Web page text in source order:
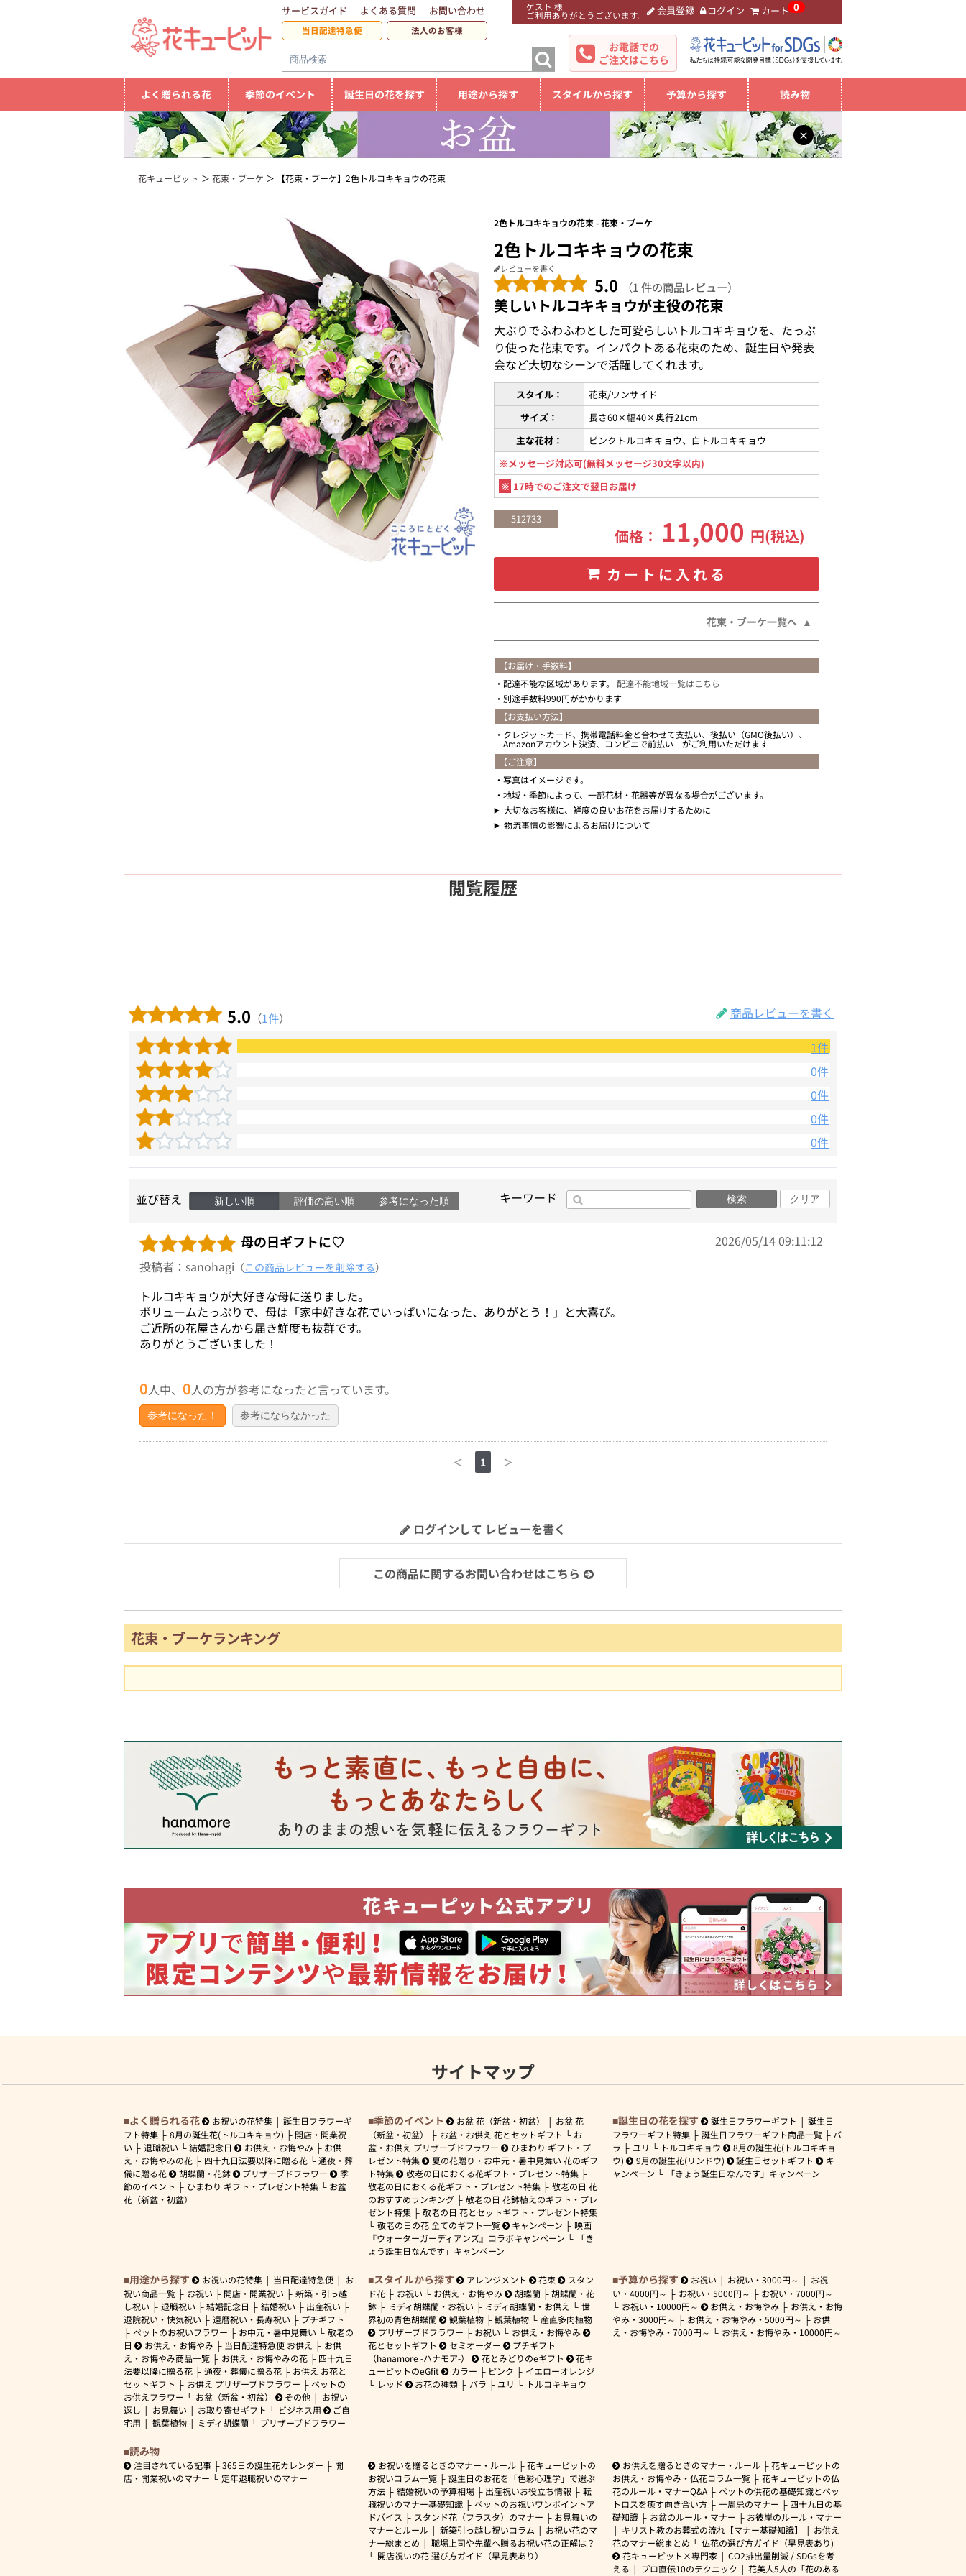
ゲスト 様
ご利用ありがとうございます。 会員登録 ログイン カート 0
サービスガイド よくある質問 お問い合わせ
当日配達特急便 法人のお客様
お電話での
ご注文はこちら
よく贈られる花 季節のイベント 誕生日の花を探す 用途から探す スタイルから探す 予算から探す 読み物
×
花キューピット 花束・ブーケ 【花束・ブーケ】2色トルコキキョウの花束
2色トルコキキョウの花束 - 花束・ブーケ
2色トルコキキョウの花束
レビューを書く
5.0 （1 件の商品レビュー）
美しいトルコキキョウが主役の花束
大ぶりでふわふわとした可愛らしいトルコキキョウを、たっぷ
り使った花束です。インパクトある花束のため、誕生日や発表
会など大切なシーンで活躍してくれます。
スタイル：
花束/ワンサイド
サイズ：
長さ60×幅40×奥行21cm
主な花材：
ピンクトルコキキョウ、白トルコキキョウ
※メッセージ対応可(無料メッセージ30文字以内)
※ 17時でのご注文で翌日お届け
512733
価格： 11,000 円(税込)
カートに入れる
花束・ブーケ一覧へ
【お届け・手数料】
配達不能な区域があります。 配達不能地域一覧はこちら
別途手数料990円がかかります
【お支払い方法】
クレジットカード、携帯電話料金と合わせて支払い、後払い（GMO後払い）、
Amazonアカウント決済、コンビニで前払い がご利用いただけます
【ご注意】
写真はイメージです。
地域・季節によって、一部花材・花器等が異なる場合がございます。
大切なお客様に、鮮度の良いお花をお届けするために
物流事情の影響によるお届けについて
閲覧履歴
5.0 （1件）
商品レビューを書く
1件
0件
0件
0件
0件
並び替え 新しい順 評価の高い順 参考になった順 キーワード 検索 クリア
母の日ギフトに♡
2026/05/14 09:11:12
投稿者：sanohagi （この商品レビューを削除する）
トルコキキョウが大好きな母に送りました。
ボリュームたっぷりで、母は「家中好きな花でいっぱいになった、ありがとう！」と大喜び。
ご近所の花屋さんから届き鮮度も抜群です。
ありがとうございました！
0人中、 0人の方が参考になったと言っています。
参考になった！ 参考にならなかった
＜ 1 ＞
ログインして レビューを書く
この商品に関するお問い合わせはこちら
花束・ブーケランキング
サイトマップ
よく贈られる花 お祝いの花特集
誕生日フラワーギ
フト特集
8月の誕生花(トルコキキョウ)
開店・開業祝
い
退職祝い 結婚記念日 お供え・お悔やみ
お供
え・お悔やみの花
四十九日法要以降に贈る花
通夜・葬
儀に贈る花
胡蝶蘭・花鉢 プリザーブドフラワー
季
節のイベント
ひまわり ギフト・プレゼント特集
お盆
花（新盆・初盆）
季節のイベント お盆 花（新盆・初盆）
お盆 花
（新盆・初盆）
お盆・お供え 花とセットギフト
お
盆・お供え プリザーブドフラワー
ひまわり ギフト・プ
レゼント特集
夏の花贈り・お中元・暑中見舞い 花のギフ
ト特集
敬老の日におくる花ギフト・プレゼント特集
敬老の日におくる花ギフト・プレゼント特集
敬老の日 花
のおすすめランキング
敬老の日 花鉢植えのギフト・プレ
ゼント特集
敬老の日 花とセットギフト・プレゼント特集
敬老の日の花 全てのギフト一覧
キャンペーン
映画
『ウォーターガーディアンズ』コラボキャンペーン
「き
ょう誕生日なんです」キャンペーン
誕生日の花を探す 誕生日フラワーギフト
誕生日
フラワーギフト特集
誕生日フラワーギフト商品一覧
バ
ラ
ユリ トルコキキョウ
8月の誕生花(トルコキキョ
ウ)
9月の誕生花(リンドウ) 誕生日セットギフト
キ
ャンペーン
「きょう誕生日なんです」キャンペーン
用途から探す お祝いの花特集 当日配達特急便
お
祝い商品一覧
お祝い 開店・開業祝い
新築・引っ越
し祝い
退職祝い 結婚記念日 結婚祝い
出産祝い
退院祝い・快気祝い
還暦祝い・長寿祝い
プチギフト
ペットのお祝いフラワー
お中元・暑中見舞い
敬老の
日
お供え・お悔やみ 当日配達特急便 お供え
お供
え・お悔やみ商品一覧
お供え・お悔やみの花
四十九日
法要以降に贈る花
通夜・葬儀に贈る花
お供え お花と
セットギフト
お供え プリザーブドフラワー
ペットの
お供えフラワー
お盆（新盆・初盆） その他
お祝い
返し
お見舞い お取り寄せギフト ビジネス用
ご自
宅用
観葉植物 ミディ胡蝶蘭 プリザーブドフラワー
スタイルから探す アレンジメント 花束
スタン
ド花
お祝い お供え・お悔やみ 胡蝶蘭
胡蝶蘭・花
鉢
ミディ胡蝶蘭・お祝い ミディ胡蝶蘭・お供え
世
界初の青色胡蝶蘭
観葉植物 観葉植物
産直多肉植物
プリザーブドフラワー
お祝い
お供え・お悔やみ
花とセットギフト
セミオーダー
プチギフト
（hanamore -ハナモア-）
花とみどりのeギフト
花キ
ューピットのeGfit
カラー ピンク
イエローオレンジ
レッド
お花の種類 バラ ユリ トルコキキョウ
予算から探す お祝い お祝い・3000円～
お祝
い・ 4000円～ お祝い・ 5000円～ お祝い・7000円～
お祝い・ 10000円～ お供え・お悔やみ
お供え・お悔
やみ・ 3000円～ お供え・お悔やみ・ 5000円～
お供
え・お悔やみ・ 7000円～ お供え・お悔やみ・ 10000円～
読み物
注目されている記事 365日の誕生花カレンダー
開
店・開業祝いのマナー
定年退職祝いのマナー
お祝いを贈るときのマナー・ルール
花キューピットの
お祝いコラム一覧
誕生日のお花を「色彩心理学」で選ぶ
方法
結婚祝いの予算相場 出産祝いお役立ち情報
転
職祝いのマナー基礎知識
ペットのお祝いワンポイントア
ドバイス
スタンド花（フラスタ）のマナー
お見舞いの
マナーとルール
新築引っ越し祝いコラム
お祝い花のマ
ナー総まとめ
職場上司や先輩へ贈るお祝い花の正解は？
開店祝いの花 選び方ガイド（早見表あり）
お供えを贈るときのマナー・ルール
花キューピットの
お供え・お悔やみ・仏花コラム一覧
花キューピットの仏
花のルール・マナーQ&A
ペットの供花の基礎知識とペッ
トロスを癒す向き合い方
一周忌のマナー
四十九日の基
礎知識
お盆のルール・マナー
お彼岸のルール・マナー
キリスト教のお葬式の流れ【マナー基礎知識】
お供え
花のマナー総まとめ
仏花の選び方ガイド（早見表あり)
花キューピット×専門家
CO2排出量削減 / SDGsを考
える
プロ直伝10のテクニック
花美人5人の「花のある